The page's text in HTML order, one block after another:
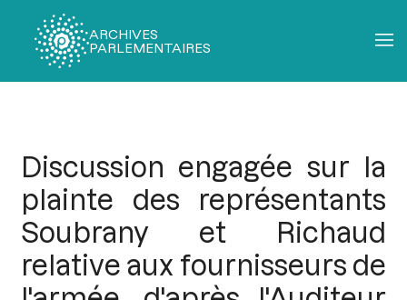
ARCHIVES
PARLEMENTAIRES
Discussion engagée sur la
plainte des représentants
Soubrany et Richaud
relative aux fournisseurs de